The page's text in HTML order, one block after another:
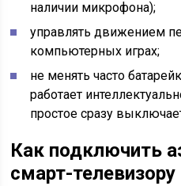
наличии микрофона);
управлять движением
компьютерных играх;
не менять часто
работает
простое сразу
Как подключить
смарт-телевизору